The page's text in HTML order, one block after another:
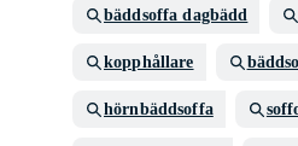
bäddsoffa dagbädd
kopphållare
hörnbäddsoffa